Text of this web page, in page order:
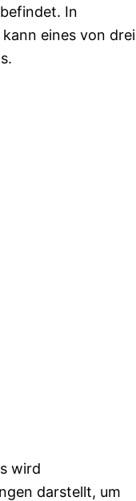
In
eines von drei
wird
darstellt, um